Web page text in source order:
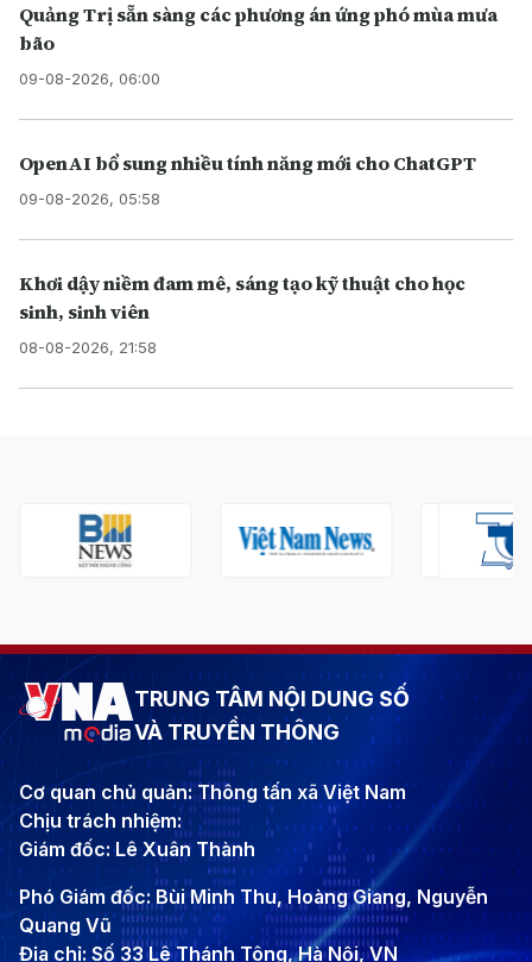
Quảng Trị sẵn sàng các phương án ứng phó mùa mưa
bão
09-08-2026, 06:00
OpenAI bổ sung nhiều tính năng mới cho ChatGPT
09-08-2026, 05:58
Khơi dậy niềm đam mê, sáng tạo kỹ thuật cho học
sinh, sinh viên
08-08-2026, 21:58
TRUNG TÂM NỘI DUNG SỐ
VÀ TRUYỀN THÔNG
Cơ quan chủ quản: Thông tấn xã Việt Nam
Chịu trách nhiệm:
Giám đốc: Lê Xuân Thành
Phó Giám đốc: Bùi Minh Thu, Hoàng Giang, Nguyễn
Quang Vũ
Địa chỉ: Số 33 Lê Thánh Tông, Hà Nội, VN